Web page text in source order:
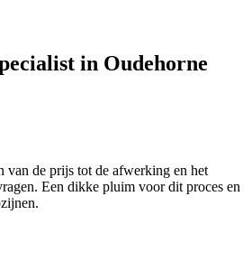
in Oudehorne
de prijs tot de afwerking en het
Een dikke pluim voor dit proces en